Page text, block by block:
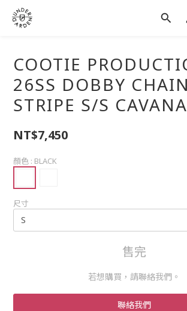
COOTIE
26SS DOBBY CHAIN
STRIPE S/S
NT$7,450
顏色 : BLACK
尺寸
售完
若想購買，請聯絡我們。
聯絡我們